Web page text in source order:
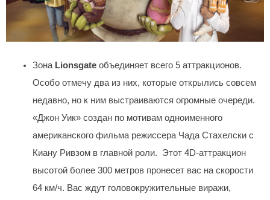
Зона Lionsgateобъединяет всего 5 аттракционов.
Особо отмечу два из них, которые открылись совсем
недавно, но к ним выстраиваются огромные очереди.
«Джон Уик» создан по мотивам одноименного
американского фильма режиссера Чада Стахелски с
Киану Ривзом в главной роли. Этот 4D-аттракцион
высотой более 300 метров пронесет вас на скорости
64 км/ч. Вас ждут головокружительные виражи,